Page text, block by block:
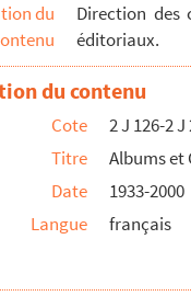
du
Direction des
éditoriaux.
du contenu
Cote
2 J 126-2 J
Titre
Albums et
Date
1933-2000
Langue
français